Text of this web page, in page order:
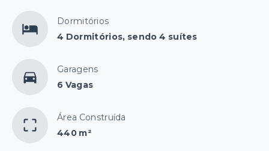
Dormitórios
4 Dormitórios, sendo 4 suítes
Garagens
6 Vagas
Área Construída
440 m²